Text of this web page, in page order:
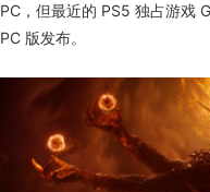
PC，但最近的 PS5 独占游戏
PC 版发布。